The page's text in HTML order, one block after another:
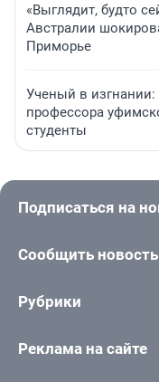
«Выглядит, будто
Австралии
Приморье
Ученый в изгнании:
профессора
студенты
Подписаться на
Сообщить новость
Рубрики
Реклама на сайте